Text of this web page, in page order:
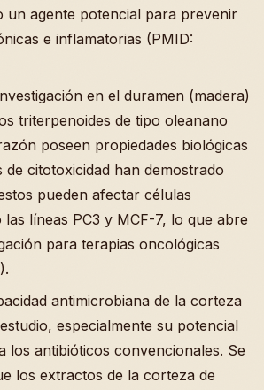
un agente potencial para prevenir
e inflamatorias (PMID:
en el duramen (madera)
triterpenoides de tipo oleanano
poseen propiedades biológicas
de citotoxicidad han demostrado
pueden afectar células
líneas PC3 y MCF-7, lo que abre
para terapias oncológicas
antimicrobiana de la corteza
especialmente su potencial
los antibióticos convencionales. Se
los extractos de la corteza de